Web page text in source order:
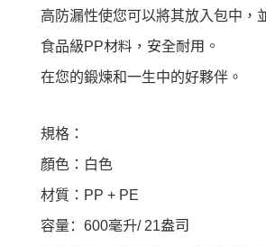
高防漏性使您可以將其放入包中，
食品級PP材料，安全耐用。
在您的鍛煉和一生中的好夥伴。
規格：
顏色：白色
材質： PP + PE
容量： 600毫升/ 21盎司